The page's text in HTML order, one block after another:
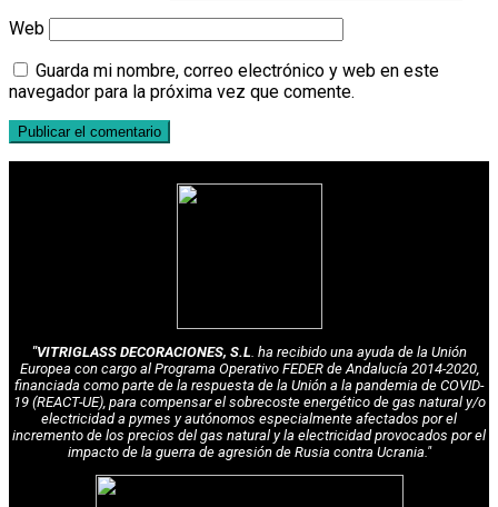
Web
Guarda mi nombre, correo electrónico y web en este
navegador para la próxima vez que comente.
"VITRIGLASS DECORACIONES, S.L. ha recibido una ayuda de la Unión
Europea con cargo al Programa Operativo FEDER de Andalucía 2014-2020,
financiada como parte de la respuesta de la Unión a la pandemia de COVID-
19 (REACT-UE), para compensar el sobrecoste energético de gas natural y/o
electricidad a pymes y autónomos especialmente afectados por el
incremento de los precios del gas natural y la electricidad provocados por el
impacto de la guerra de agresión de Rusia contra Ucrania."